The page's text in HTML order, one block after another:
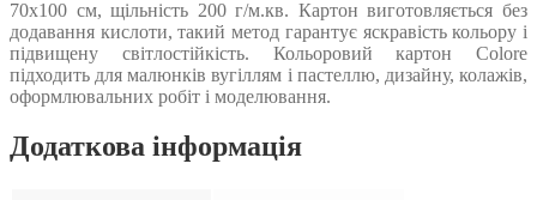
70х100 см, щільність 200 г/м.кв. Картон виготовляється без
додавання кислоти, такий метод гарантує яскравість кольору і
підвищену світлостійкість. Кольоровий картон Colore
підходить для малюнків вугіллям і пастеллю, дизайну, колажів,
оформлювальних робіт і моделювання.
Додаткова інформація